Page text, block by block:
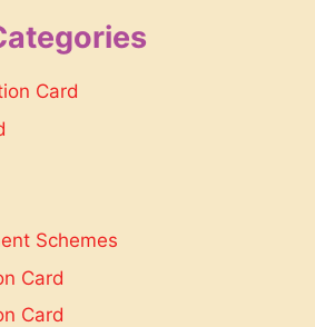
Card
Schemes
Card
Card